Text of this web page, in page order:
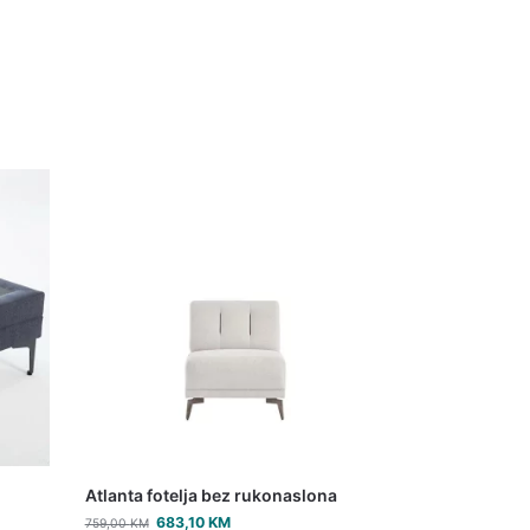
Atlanta fotelja bez rukonaslona
759,00KM 683,10KM